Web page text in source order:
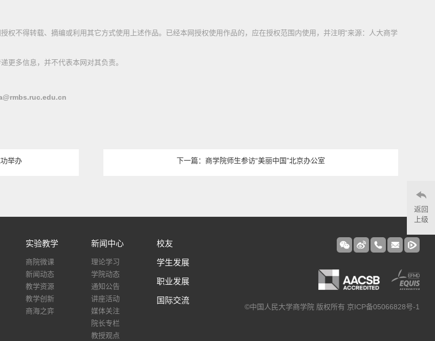
不得转载、摘编或利用其它方式使用上述作品。已经本网授权使用作品的，应在授权范围内使用，并注明“来源：人大商学
更多信息，并不代表本网对其负责。
举办 下一篇：商学院师生参访“美丽中国”北京办公室
实验教学
商院微课
新闻动态
教学资源
教学创新
商海之弈
新闻中心
理论学习
学院动态
通知公告
讲座活动
媒体关注
院长专栏
教授观点
校友
学生发展
职业发展
国际交流
©中国人民大学商学院 版权所有 京ICP备05066828号-1
返回
上级